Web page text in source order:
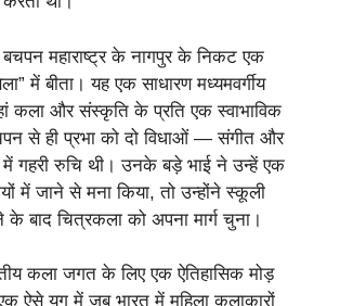
बचपन महाराष्ट्र के नागपुर के निकट एक
में बीता। यह एक साधारण मध्यमवर्गीय
कला और संस्कृति के प्रति एक स्वाभाविक
से ही प्रभा को दो विधाओं — संगीत और
गहरी रुचि थी। उनके बड़े भाई ने उन्हें एक
में जाने से मना किया, तो उन्होंने स्कूली
के बाद चित्रकला को अपना मार्ग चुना।
कला जगत के लिए एक ऐतिहासिक मोड़
ऐसे युग में जब भारत में महिला कलाकारों